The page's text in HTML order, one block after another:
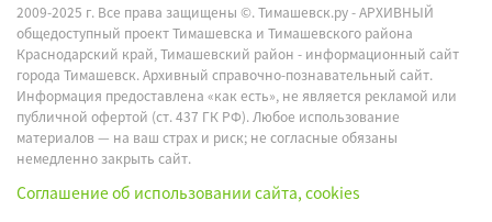
2009-2025 г. Все права защищены ©.Тимашевск.ру - АРХИВНЫЙ
общедоступный проект Тимашевска и Тимашевского района
Краснодарский край, Тимашевский район - информационный сайт
города Тимашевск. Архивный справочно-познавательный сайт.
Информация предоставлена «как есть», не является рекламой или
публичной офертой (ст. 437 ГК РФ). Любое использование
материалов — на ваш страх и риск; не согласные обязаны
немедленно закрыть сайт.
Соглашение об использовании сайта, cookies